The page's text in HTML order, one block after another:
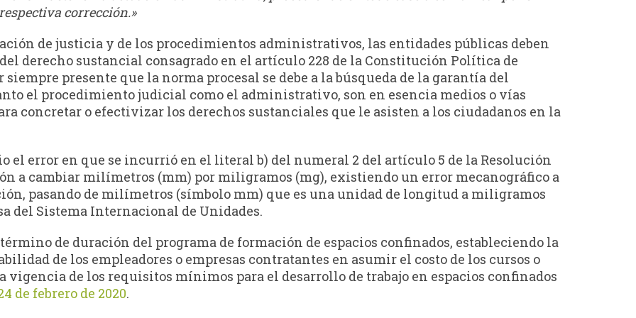
corrección.»
de justicia y de los procedimientos administrativos, las entidades públicas deben
derecho sustancial consagrado en el artículo 228 de la Constitución Política de
siempre presente que la norma procesal se debe a la búsqueda de la garantía del
el procedimiento judicial como el administrativo, son en esencia medios o vías
concretar o efectivizar los derechos sustanciales que le asisten a los ciudadanos en la
el error en que se incurrió en el literal b) del numeral 2 del artículo 5 de la Resolución
a cambiar milímetros (mm) por miligramos (mg), existiendo un error mecanográfico a
pasando de milímetros (símbolo mm) que es una unidad de longitud a miligramos
del Sistema Internacional de Unidades.
de duración del programa de formación de espacios confinados, estableciendo la
de los empleadores o empresas contratantes en asumir el costo de los cursos o
vigencia de los requisitos mínimos para el desarrollo de trabajo en espacios confinados
de febrero de 2020.